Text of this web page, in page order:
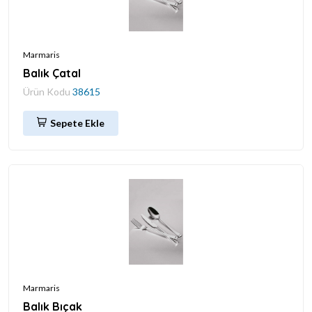
Marmaris
Balık Çatal
Ürün Kodu 38615
Sepete Ekle
Marmaris
Balık Bıçak